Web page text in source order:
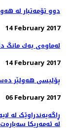
دوو تۆمەتبار لە
14 February 2017
14 February 2017
پۆلیسی هەولێر دەستگیركردنی
06 February 2017
ڕاگەیەندراوێک لە
لە ئەمەریکا